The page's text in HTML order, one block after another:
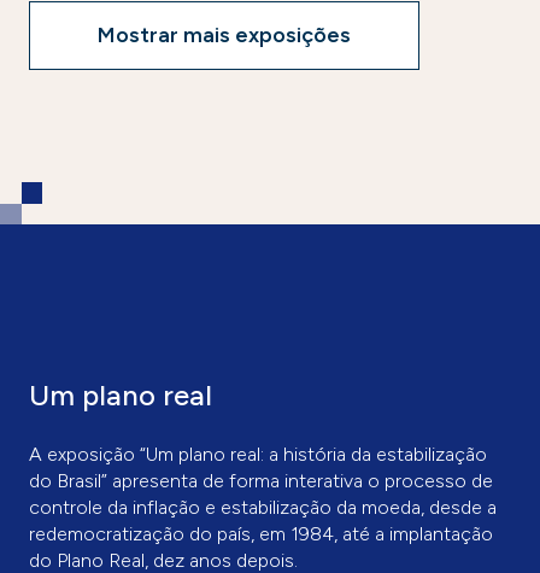
Mostrar mais exposições
Um plano real
A exposição “Um plano real: a história da estabilização
do Brasil” apresenta de forma interativa o processo de
controle da inflação e estabilização da moeda, desde a
redemocratização do país, em 1984, até a implantação
do Plano Real, dez anos depois.